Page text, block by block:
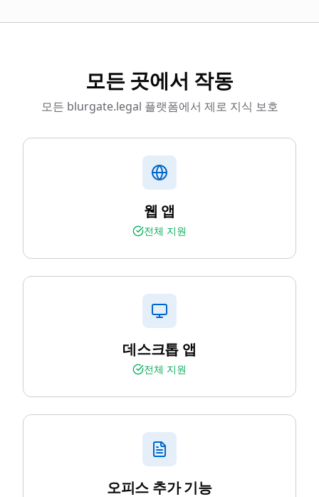
모든 곳에서 작동
모든 blurgate.legal 플랫폼에서 제로 지식 보호
웹 앱
전체 지원
데스크톱 앱
전체 지원
오피스 추가 기능